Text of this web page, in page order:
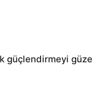
güçlendirmeyi